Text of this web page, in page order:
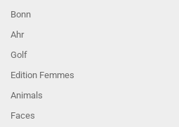
Bonn
Ahr
Golf
Edition Femmes
Animals
Faces